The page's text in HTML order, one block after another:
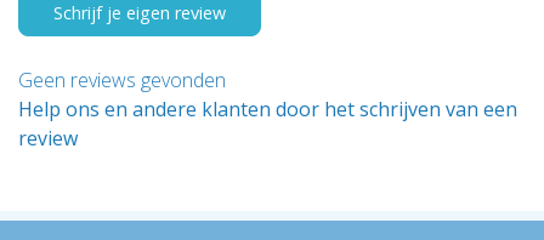
Schrijf je eigen review
Geen reviews gevonden
Help ons en andere klanten door het schrijven van een
review